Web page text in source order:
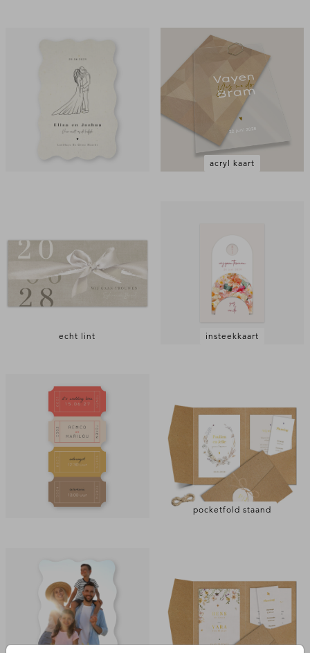
acryl kaart
echt lint insteekkaart
pocketfold staand